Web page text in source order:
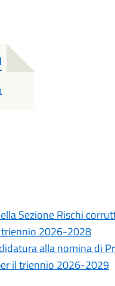
Sezione Rischi
triennio 2026-2028
alla nomina di
il triennio 2026-2029